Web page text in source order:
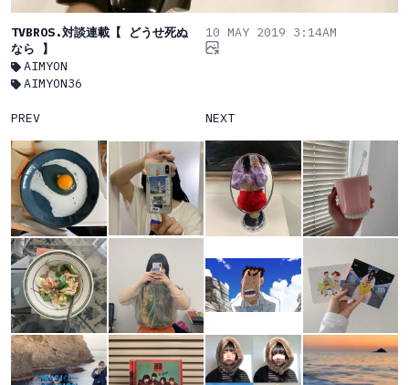
TVBROS.対談連載【 どうせ死ぬ
なら 】
AIMYON
AIMYON36
10 MAY 2019 3:14AM
PREV NEXT